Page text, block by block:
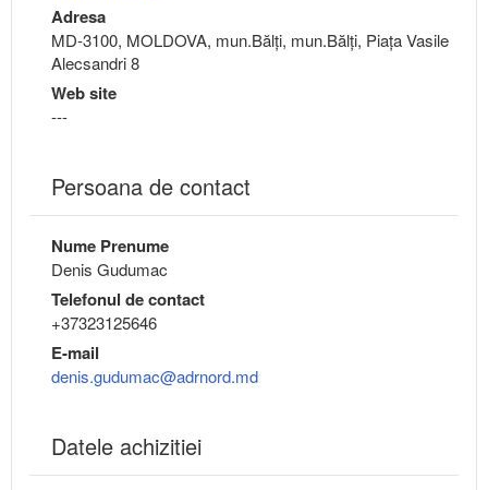
Adresa
MD-3100, MOLDOVA, mun.Bălţi, mun.Bălţi, Piața Vasile
Alecsandri 8
Web site
---
Persoana de contact
Nume Prenume
Denis Gudumac
Telefonul de contact
+37323125646
E-mail
denis.gudumac@adrnord.md
Datele achizitiei